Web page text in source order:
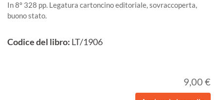
In 8º 328 pp. Legatura cartoncino editoriale, sovraccoperta,
buono stato.
Codice del libro: LT/1906
9,00 €